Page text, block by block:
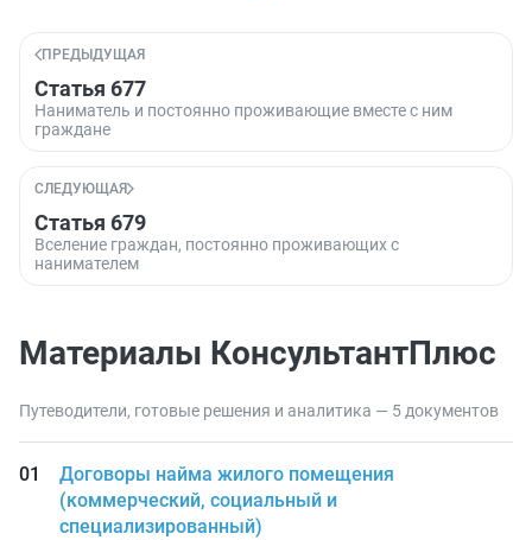
ПРЕДЫДУЩАЯ
Статья 677
Наниматель и постоянно проживающие вместе с ним
граждане
СЛЕДУЮЩАЯ
Статья 679
Вселение граждан, постоянно проживающих с
нанимателем
Материалы КонсультантПлюс
Путеводители, готовые решения и аналитика — 5 документов
Договоры найма жилого помещения
(коммерческий, социальный и
специализированный)